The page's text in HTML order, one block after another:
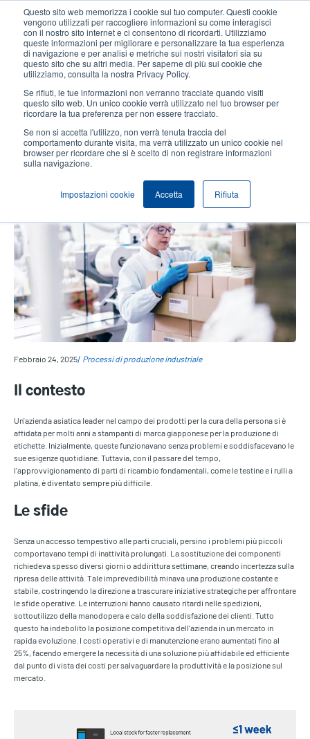
Questo sito web memorizza i cookie sul tuo computer. Questi cookie
vengono utilizzati per raccogliere informazioni su come interagisci
con il nostro sito internet e ci consentono di ricordarti. Utilizziamo
queste informazioni per migliorare e personalizzare la tua esperienza
di navigazione e per analisi e metriche sui nostri visitatori sia su
questo sito che su altri media. Per saperne di più sui cookie che
utilizziamo, consulta la nostra Privacy Policy.
Se rifiuti, le tue informazioni non verranno tracciate quando visiti
questo sito web. Un unico cookie verrà utilizzato nel tuo browser per
ricordare la tua preferenza per non essere tracciato.
Se non si accetta l'utilizzo, non verrà tenuta traccia del
comportamento durante visita, ma verrà utilizzato un unico cookie nel
browser per ricordare che si è scelto di non registrare informazioni
sulla navigazione.
Impostazioni cookie Accetta Rifiuta
contenuto
principale
User
account
User
Header
Seleziona Prodotti Contatto Vendite
Garantire una produzione
ininterrotta sfruttando
l'ecosistema della nostra filiera
Febbraio 24, 2025 Processi di produzione industriale
Il contesto
Un'azienda asiatica leader nel campo dei prodotti per la cura della persona si è
affidata per molti anni a stampanti di marca giapponese per la produzione di
etichette. Inizialmente, queste funzionavano senza problemi e soddisfacevano le
sue esigenze quotidiane. Tuttavia, con il passare del tempo,
l'approvvigionamento di parti di ricambio fondamentali, come le testine e i rulli a
platina, è diventato sempre più difficile.
Le sfide
Senza un accesso tempestivo alle parti cruciali, persino i problemi più piccoli
comportavano tempi di inattività prolungati. La sostituzione dei componenti
richiedeva spesso diversi giorni o addirittura settimane, creando incertezza sulla
ripresa delle attività. Tale imprevedibilità minava una produzione costante e
stabile, costringendo la direzione a trascurare iniziative strategiche per affrontare
le sfide operative. Le interruzioni hanno causato ritardi nelle spedizioni,
sottoutilizzo della manodopera e calo della soddisfazione dei clienti. Tutto
questo ha indebolito la posizione competitiva dell'azienda in un mercato in
rapida evoluzione. I costi operativi e di manutenzione erano aumentati fino al
25%, facendo emergere la necessità di una soluzione più affidabile ed efficiente
dal punto di vista dei costi per salvaguardare la produttività e la posizione sul
mercato.